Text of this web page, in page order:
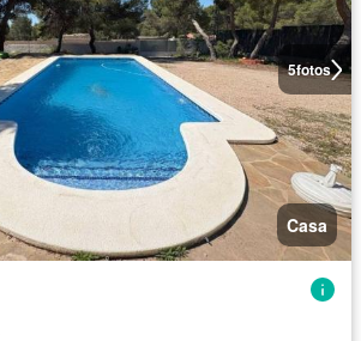
5fotos
Casa